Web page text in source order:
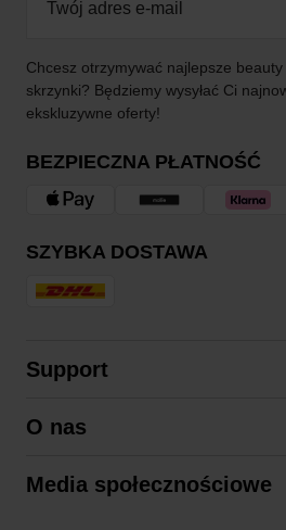
Chcesz otrzymywać najlepsze
skrzynki? Będziemy wysyłać Ci
ekskluzywne oferty!
BEZPIECZNA PŁATNOŚĆ
SZYBKA DOSTAWA
Support
Regulamin zakupów
O nas
Zrównoważony rozwój
Media społecznościowe